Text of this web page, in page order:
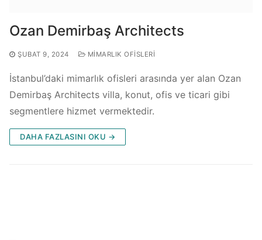
Ozan Demirbaş Architects
ŞUBAT 9, 2024 MIMARLIK OFISLERI
İstanbul’daki mimarlık ofisleri arasında yer alan Ozan
Demirbaş Architects villa, konut, ofis ve ticari gibi
segmentlere hizmet vermektedir.
DAHA FAZLASINI OKU →